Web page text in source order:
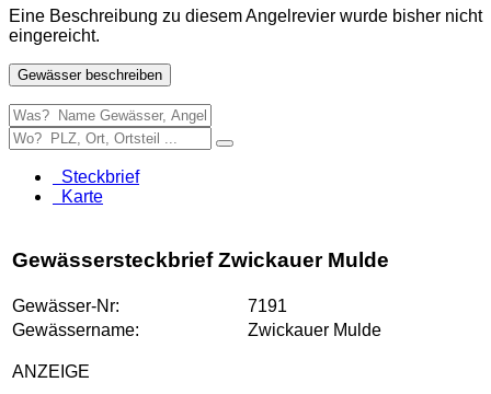
Eine Beschreibung zu diesem Angelrevier wurde bisher nicht
eingereicht.
Gewässer beschreiben
Steckbrief
Karte
Gewässersteckbrief Zwickauer Mulde
Gewässer-Nr:
7191
Gewässername:
Zwickauer Mulde
ANZEIGE